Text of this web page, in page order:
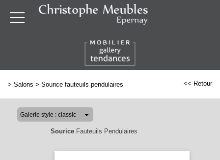
> Salons > Sourice fauteuils pendulaires << Retour
SouriceFauteuils Pendulaires